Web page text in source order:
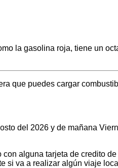
la gasolina roja, tiene un
que puedes cargar
del 2026 y de mañana
alguna tarjeta de credito
si va a realizar algún viaje